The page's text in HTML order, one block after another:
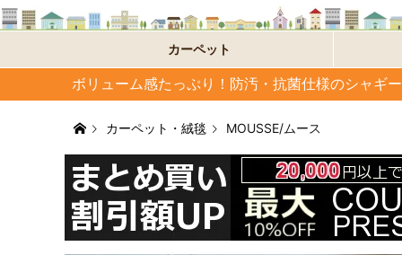
カーペット
ボリューム感たっぷり！防汚・抗菌仕様のシャギ
カーペット・絨毯 MOUSSE/ムース